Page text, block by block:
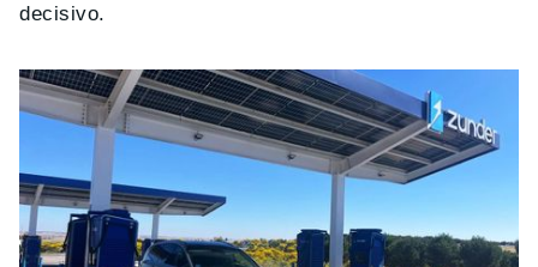
decisivo.